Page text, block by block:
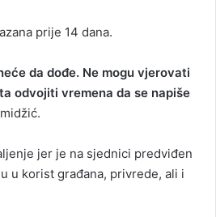
prije 14 dana.
da dođe. Ne mogu vjerovati
odvojiti vremena da se napiše
jer je na sjednici predviđen
u korist građana, privrede, ali i